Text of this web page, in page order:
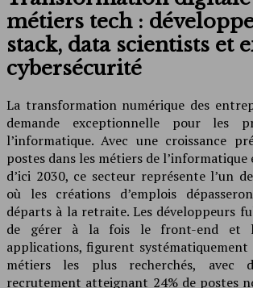
métiers tech :
stack, data scientists et
cybersécurité
La transformation numérique des
demande exceptionnelle pour les
l’informatique. Avec une croissance
postes dans les métiers de l’informatique
d’ici 2030, ce secteur représente l’un
où les créations d’emplois
départs à la retraite. Les développeurs
de gérer à la fois le front-end et
applications, figurent systématiquement
métiers les plus recherchés, avec
recrutement atteignant 24% de postes